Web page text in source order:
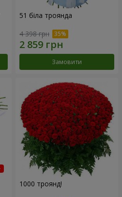
51 біла троянда
4 398 грн
Замовити
1000 троянд!